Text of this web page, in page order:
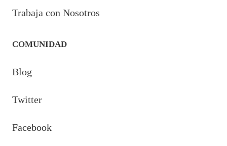
Trabaja con Nosotros
COMUNIDAD
Blog
Twitter
Facebook